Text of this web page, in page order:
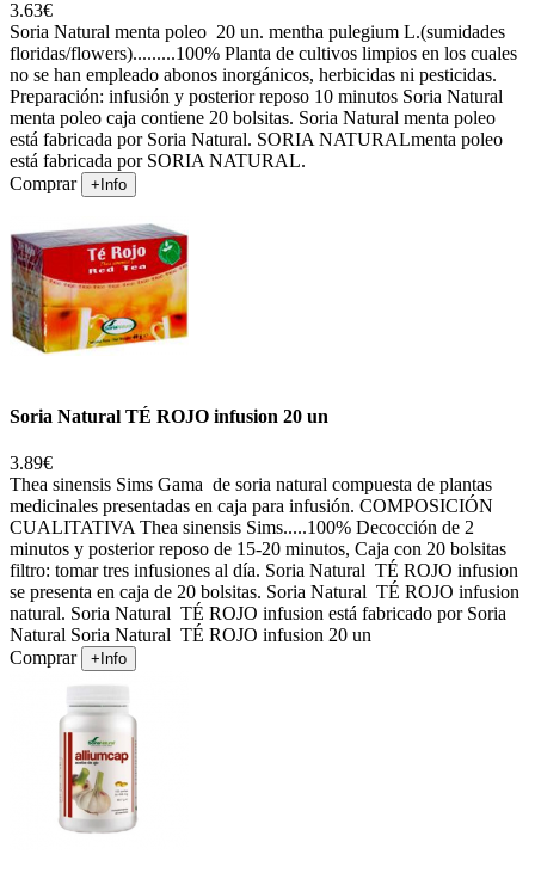
3.63€
Soria Natural menta poleo 20 un. mentha pulegium L.(sumidades
floridas/flowers).........100% Planta de cultivos limpios en los cuales
no se han empleado abonos inorgánicos, herbicidas ni pesticidas.
Preparación: infusión y posterior reposo 10 minutos Soria Natural
menta poleo caja contiene 20 bolsitas. Soria Natural menta poleo
está fabricada por Soria Natural. SORIA NATURALmenta poleo
está fabricada por SORIA NATURAL.
Comprar
+Info
Soria Natural TÉ ROJO infusion 20 un
3.89€
Thea sinensis Sims Gama de soria natural compuesta de plantas
medicinales presentadas en caja para infusión. COMPOSICIÓN
CUALITATIVA Thea sinensis Sims.....100% Decocción de 2
minutos y posterior reposo de 15-20 minutos, Caja con 20 bolsitas
filtro: tomar tres infusiones al día. Soria Natural TÉ ROJO infusion
se presenta en caja de 20 bolsitas. Soria Natural TÉ ROJO infusion
natural. Soria Natural TÉ ROJO infusion está fabricado por Soria
Natural Soria Natural TÉ ROJO infusion 20 un
Comprar
+Info